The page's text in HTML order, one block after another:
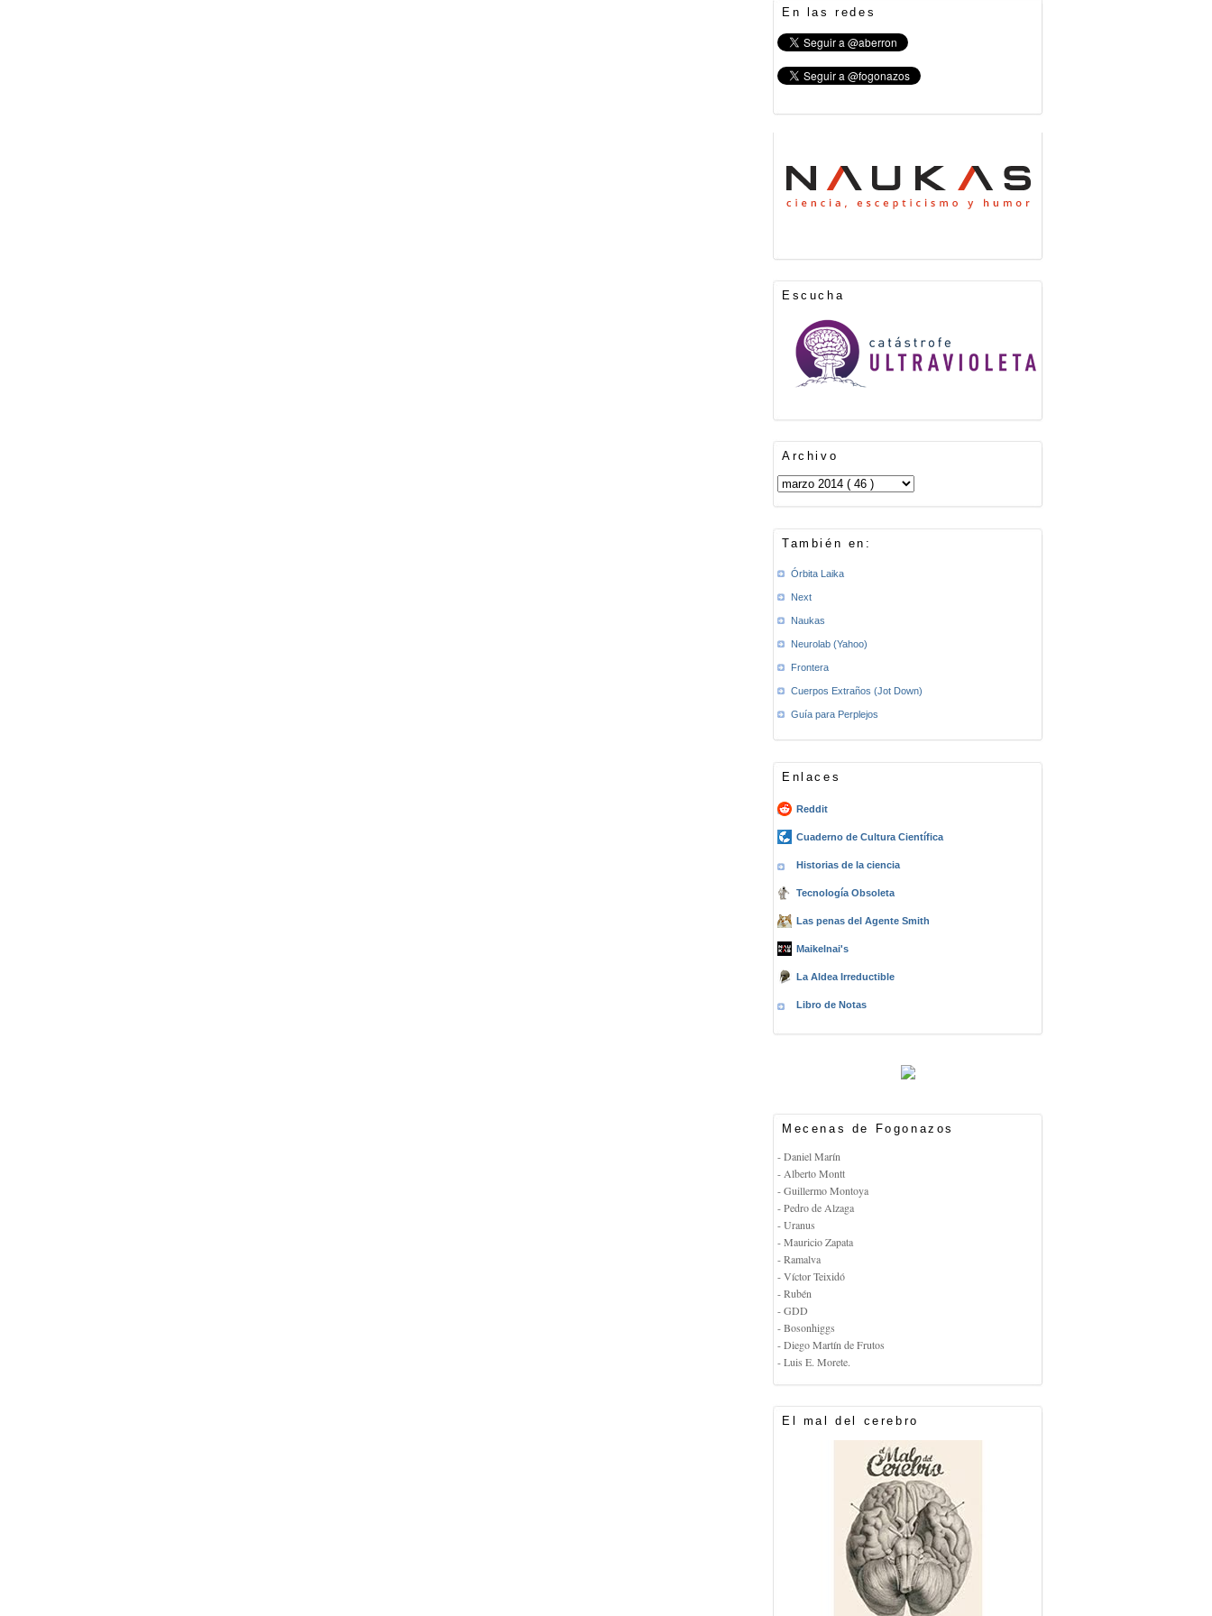
En las redes
Escucha
Archivo
También en:
Órbita Laika
Next
Naukas
Neurolab (Yahoo)
Frontera
Cuerpos Extraños (Jot Down)
Guía para Perplejos
Enlaces
Reddit
Cuaderno de Cultura Científica
Historias de la ciencia
Tecnología Obsoleta
Las penas del Agente Smith
Maikelnai's
La Aldea Irreductible
Libro de Notas
Mecenas de Fogonazos
- Daniel Marín
- Alberto Montt
- Guillermo Montoya
- Pedro de Alzaga
- Uranus
- Mauricio Zapata
- Ramalva
- Víctor Teixidó
- Rubén
- GDD
- Bosonhiggs
- Diego Martín de Frutos
- Luis E. Morete.
El mal del cerebro